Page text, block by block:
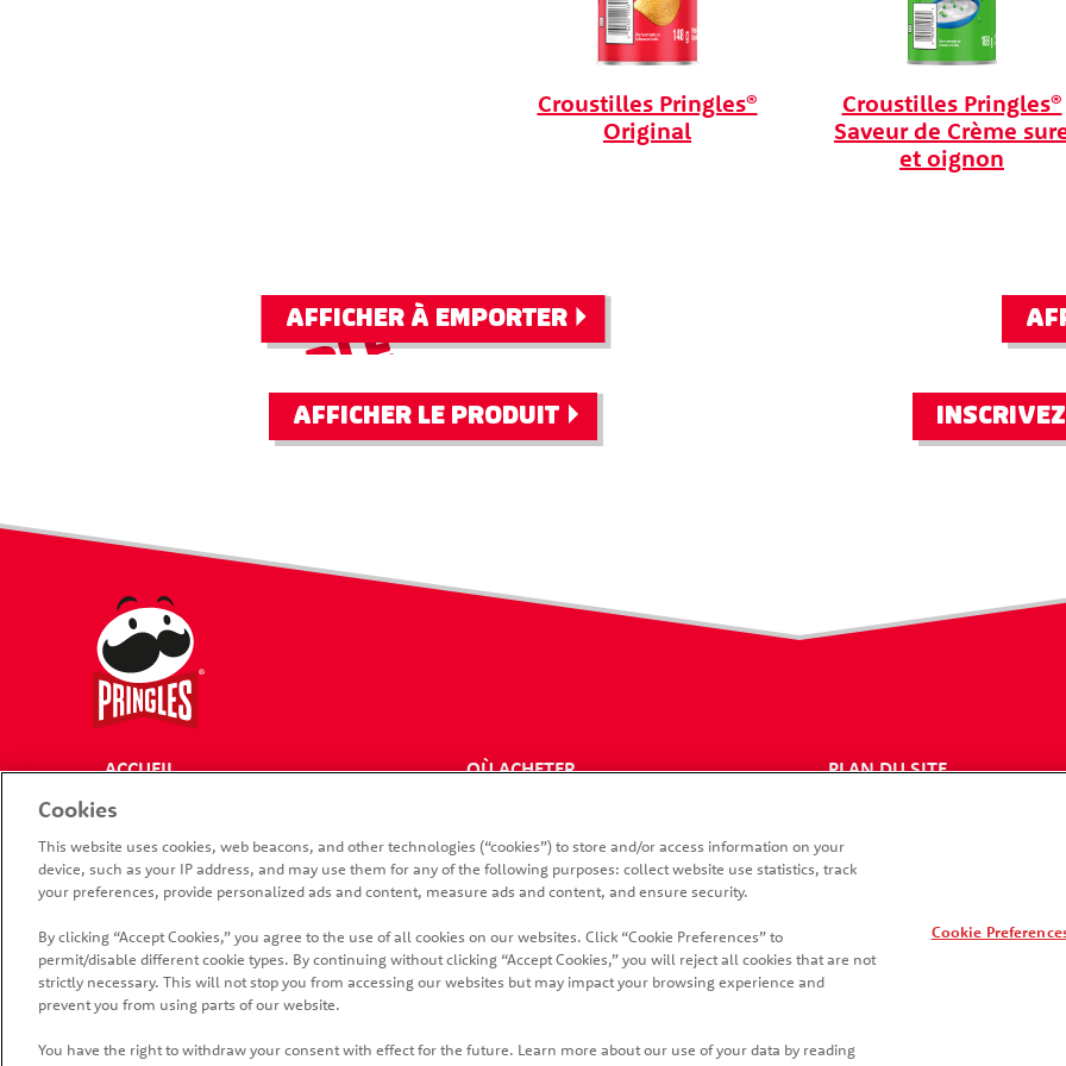
Croustilles Pringles®
Original
Croustilles Pringles®
Saveur de Crème
et oignon
PORTABLE
ET COMPACT
AFFICHER À EMPORTER
PRINGLES
MINGLES™
CHEDDAR ET
AFFICHER LE PRODUIT
ACCUEIL
PRODUITS
OÙ ACHETER
PLAN DU SITE
®, TM, © 2026, marque de commerce de Kellogg Europe Trading Limited
Cookies
This website uses cookies, web beacons, and other technologies (“cookies”) to store and/or access information on your
device, such as your IP address, and may use them for any of the following purposes: collect website use statistics, track
your preferences, provide personalized ads and content, measure ads and content, and ensure security.
By clicking “Accept Cookies,” you agree to the use of all cookies on our websites. Click “Cookie Preferences” to
permit/disable different cookie types. By continuing without clicking “Accept Cookies,” you will reject all cookies that are not
strictly necessary. This will not stop you from accessing our websites but may impact your browsing experience and
prevent you from using parts of our website.
You have the right to withdraw your consent with effect for the future. Learn more about our use of your data by reading
Cookie